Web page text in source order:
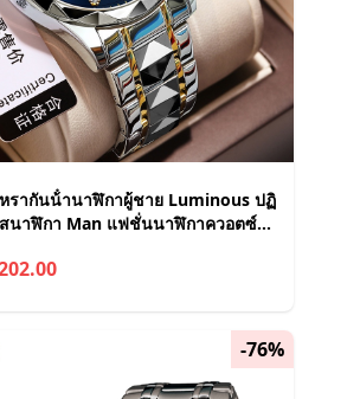
รากันน้ํานาฬิกาผู้ชาย Luminous ปฏิ
นาฬิกา Man แฟชั่นนาฬิกาควอตซ์
-76%